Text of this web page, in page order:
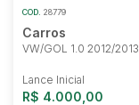
COD. 28779
Carros
VW/GOL 1.0 2012/2013
Lance Inicial
R$ 4.000,00